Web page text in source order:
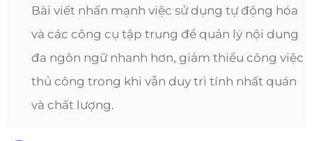
Bài viết nhấn mạnh việc sử dụng tự động hóa
và các công cụ tập trung để quản lý nội dung
đa ngôn ngữ nhanh hơn, giảm thiểu công việc
thủ công trong khi vẫn duy trì tính nhất quán
và chất lượng.